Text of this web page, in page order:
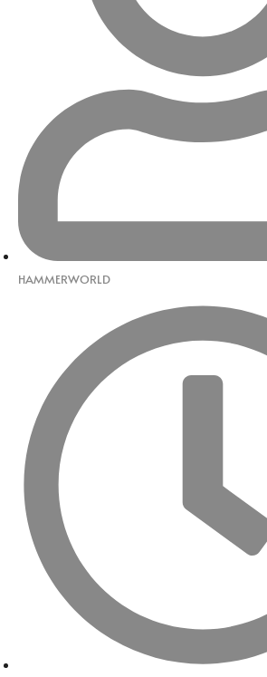
HAMMERWORLD